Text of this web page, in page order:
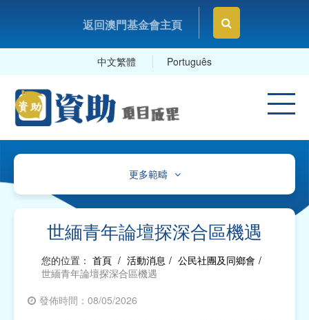
返回澳門基金會主頁
中文繁體 Português
更多範疇
文化、體育及康樂
教育及研究
衛生
社會服務
工商及專業社團、工會
世緬青年論壇探深合區機遇
您的位置： 首頁 / 活動消息 / 公民社團及同鄉會 /
世緬青年論壇探深合區機遇
發佈時間：08/05/2026